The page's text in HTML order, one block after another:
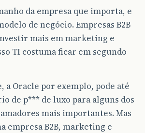
da empresa que importa, e
de negócio. Empresas B2B
mais em marketing e
TI costuma ficar em segundo
a Oracle por exemplo, pode até
de p*** de luxo para alguns dos
mais importantes. Mas
empresa B2B, marketing e